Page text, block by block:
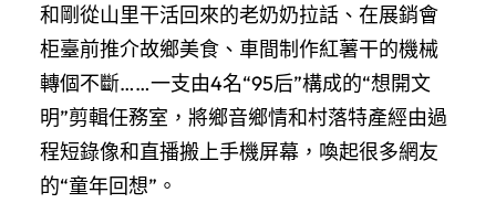
和剛從山里干活回來的老奶奶拉話、在展銷會
柜臺前推介故鄉美食、車間制作紅薯干的機械
轉個不斷……一支由4名“95后”構成的“想開文
明”剪輯任務室，將鄉音鄉情和村落特產經由過
程短錄像和直播搬上手機屏幕，喚起很多網友
的“童年回想”。